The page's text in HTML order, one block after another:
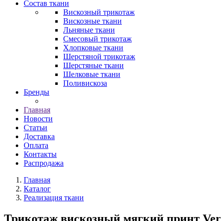
Состав ткани
Вискозный трикотаж
Вискозные ткани
Льняные ткани
Смесовый трикотаж
Хлопковые ткани
Шерстяной трикотаж
Шерстяные ткани
Шелковые ткани
Поливискоза
Бренды
Главная
Новости
Статьи
Доставка
Оплата
Контакты
Распродажа
Главная
Каталог
Реализация ткани